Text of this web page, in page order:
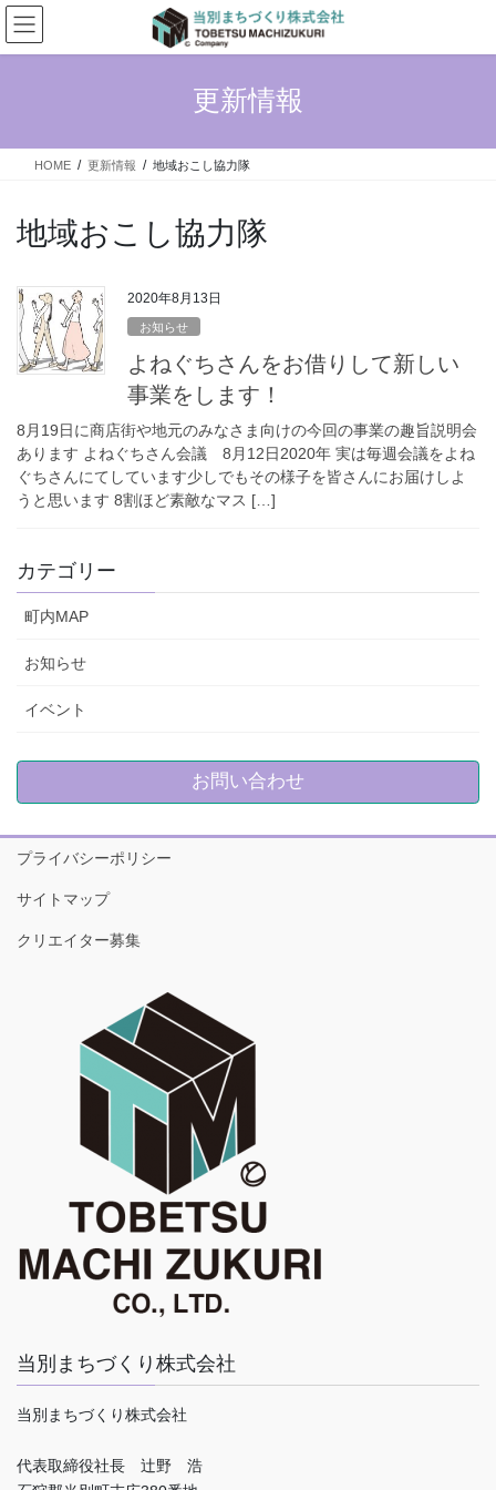
コ
ン
テ
ス
ナ
ビ
ゲ
ン
更新情報
HOME 更新情報 地域おこし協力隊
地域おこし協力隊
2020年8月13日
お知らせ
よねぐちさんをお借りして新しい
事業をします！
8月19日に商店街や地元のみなさま向けの今回の事業の趣旨説明会
あります よねぐちさん会議 8月12日2020年 実は毎週会議をよね
ぐちさんにてしています少しでもその様子を皆さんにお届けしよ
うと思います 8割ほど素敵なマス […]
カテゴリー
町内MAP
お知らせ
イベント
お問い合わせ
プライバシーポリシー
サイトマップ
クリエイター募集
当別まちづくり株式会社
当別まちづくり株式会社
代表取締役社長 辻野 浩